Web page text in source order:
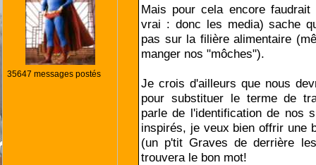
35647 messages postés
Mais pour cela encore
vrai : donc les media) sache
pas sur la filière alimentaire
manger nos "môches").
Je crois d'ailleurs que nous
pour substituer le terme de
parle de l'identification de nos
inspirés, je veux bien offrir une
(un p'tit Graves de derrière
trouvera le bon mot!